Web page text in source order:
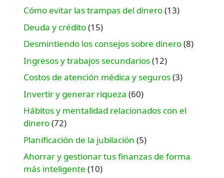
Cómo evitar las trampas del dinero(13)
Deuda y crédito(15)
Desmintiendo los consejos sobre dinero(8)
Ingresos y trabajos secundarios(12)
Costos de atención médica y seguros(3)
Invertir y generar riqueza (60)
Hábitos y mentalidad relacionados con el
dinero(72)
Planificación de la jubilación (5)
Ahorrar y gestionar tus finanzas de forma
más inteligente (10)